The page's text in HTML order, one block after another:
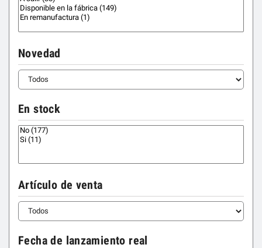
Novedad
En stock
Artículo de venta
Fecha de lanzamiento real